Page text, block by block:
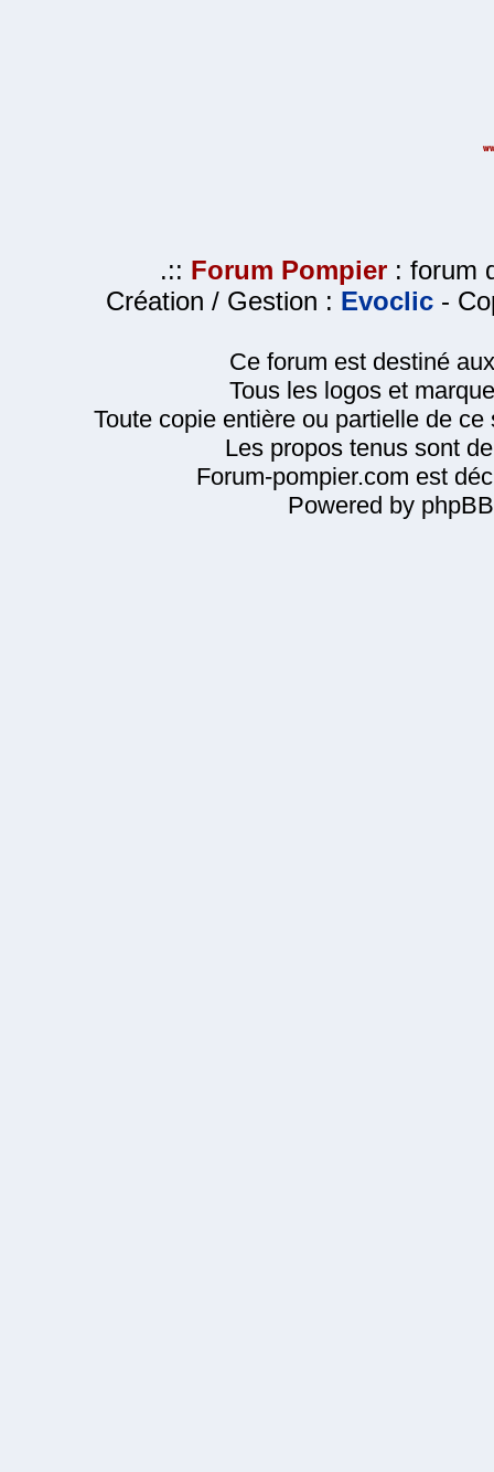
.:: Forum Pompier : forum
Création / Gestion : Evoclic -
Ce forum est destiné
Tous les logos et
Toute copie entière ou partielle de
Les propos tenus sont
Forum-pompier.com est
Powered by